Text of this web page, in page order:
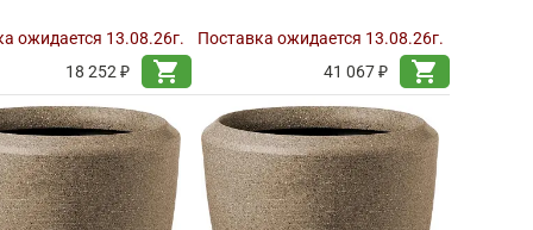
ожидается 13.08.26г.
18 252 ₽
shopping_cart
Поставка ожидается 13.08.26г.
41 067 ₽
shopping_cart